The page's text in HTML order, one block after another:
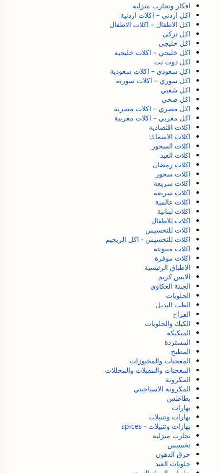
افكار وتجارب منزلية
اكل اردني – اكلات اردنية
اكل الاطفال – اكلات الاطفال
اكل تركى
اكل خليجي
اكل خليجي – اكلات خليجية
اكل دوت نت
اكل سعودي – اكلات سعودية
اكل سوري – اكلات سورية
اكل شعبي
اكل صحي
اكل مصري – اكلات مصرية
اكل مغربي – اكلات مغربية
اكلات اقتصادية
اكلات الاسماك
اكلات السحور
اكلات العيد
اكلات رمضان
اكلات سحور
أكلات سريعة
اكلات سريعة
اكلات عالمية
اكلات لبنانية
اكلات للاطفال
اكلات للتخسيس
اكلات للتخسيس - اكل الريجيم
اكلات متنوعة
اكلات موفرة
الاطباق الرئيسية
الايس كريم
الجبنة العكاوي
الحلويات
الطب البديل
الفراخ
الكيك والحلويات
المبكبكة
المستردة
المطبخ
المعجنات والمخبوزات
المعجنات والمقبلات والمخللات
المكرونة
المكرونة الاسباجيتي
بطاطس
بهارات
بهارات وتتبيلات
بهارات وتتبيلات - spices
تجارب منزلية
تخسيس
حرق الدهون
حلويات العيد